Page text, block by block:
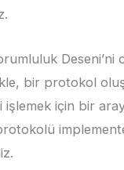
Deseni’ni
bir protokol
için bir
implemente